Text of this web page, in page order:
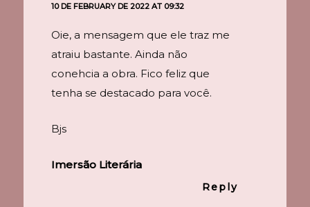
10 DE FEBRUARY DE 2022 AT 09:32
Oie, a mensagem que ele traz me
atraiu bastante. Ainda não
conehcia a obra. Fico feliz que
tenha se destacado para você.
Bjs
Imersão Literária
Reply